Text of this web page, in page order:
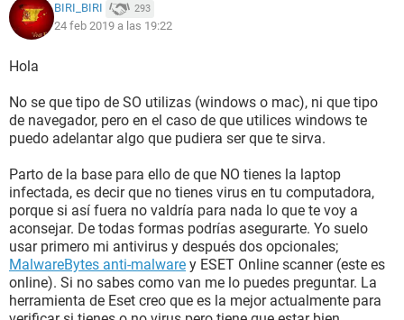
BIRI_BIRI 293
24 feb 2019 a las 19:22
Hola
No se que tipo de SO utilizas (windows o mac), ni que tipo
de navegador, pero en el caso de que utilices windows te
puedo adelantar algo que pudiera ser que te sirva.
Parto de la base para ello de que NO tienes la laptop
infectada, es decir que no tienes virus en tu computadora,
porque si así fuera no valdría para nada lo que te voy a
aconsejar. De todas formas podrías asegurarte. Yo suelo
usar primero mi antivirus y después dos opcionales;
MalwareBytes anti-malware y ESET Online scanner (este es
online). Si no sabes como van me lo puedes preguntar. La
herramienta de Eset creo que es la mejor actualmente para